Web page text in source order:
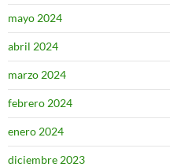
mayo 2024
abril 2024
marzo 2024
febrero 2024
enero 2024
diciembre 2023